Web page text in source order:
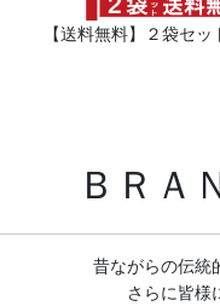
【送料無料】２
ＢＲＡ
昔ながらの伝統
さらに皆様